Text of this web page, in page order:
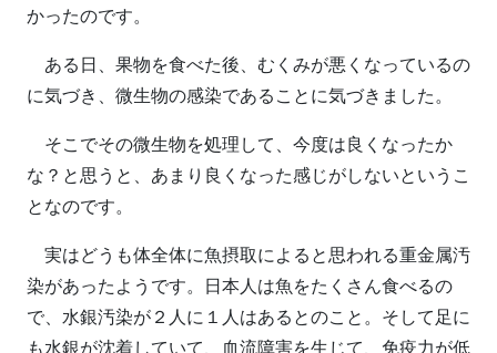
かったのです。
ある日、果物を食べた後、むくみが悪くなっているの
に気づき、微生物の感染であることに気づきました。
そこでその微生物を処理して、今度は良くなったか
な？と思うと、あまり良くなった感じがしないというこ
となのです。
実はどうも体全体に魚摂取によると思われる重金属汚
染があったようです。日本人は魚をたくさん食べるの
で、水銀汚染が２人に１人はあるとのこと。そして足に
も水銀が沈着していて、血流障害を生じて、免疫力が低